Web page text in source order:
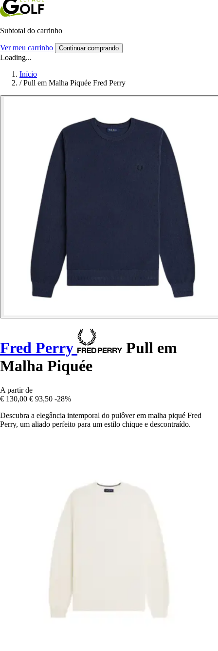
Subtotal do carrinho
Ver meu carrinho Continuar comprando
Loading...
Início
/ Pull em Malha Piquée Fred Perry
Fred Perry
Pull em
Malha Piquée
A partir de
€ 130,00 € 93,50 -28%
Descubra a elegância intemporal do pulôver em malha piqué Fred
Perry, um aliado perfeito para um estilo chique e descontraído.